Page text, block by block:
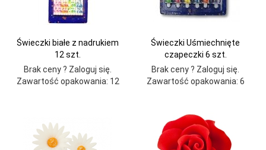
Świeczki białe z nadrukiem
12 szt.
Brak ceny ? Zaloguj się.
Zawartość opakowania: 12
Świeczki Uśmiechnięte
czapeczki 6 szt.
Brak ceny ? Zaloguj się.
Zawartość opakowania: 6